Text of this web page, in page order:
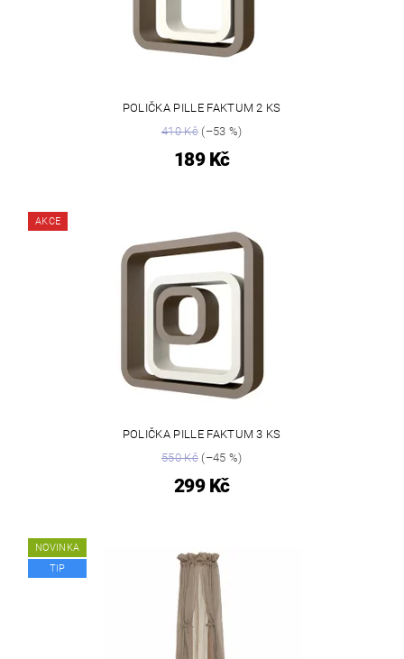
POLIČKA PILLE FAKTUM 2 KS
410 Kč(–53 %)
189 Kč
AKCE
POLIČKA PILLE FAKTUM 3 KS
550 Kč(–45 %)
299 Kč
NOVINKA
TIP